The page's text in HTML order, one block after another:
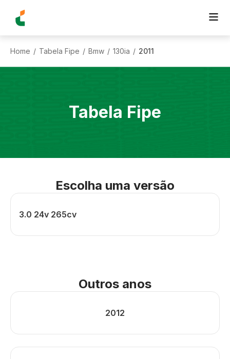
Home / Tabela Fipe / Bmw / 130ia / 2011
Tabela Fipe
Escolha uma versão
3.0 24v 265cv
Outros anos
2012